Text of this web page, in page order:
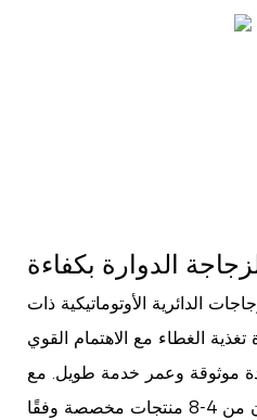
الدائرية الأوتوماتيكية ذات
الغطاء مع الاهتمام القوي
موثوقة وعمر خدمة طويل. مع
رأس تغطية مكون من 4-8 منتجات مخصصة وفقًا